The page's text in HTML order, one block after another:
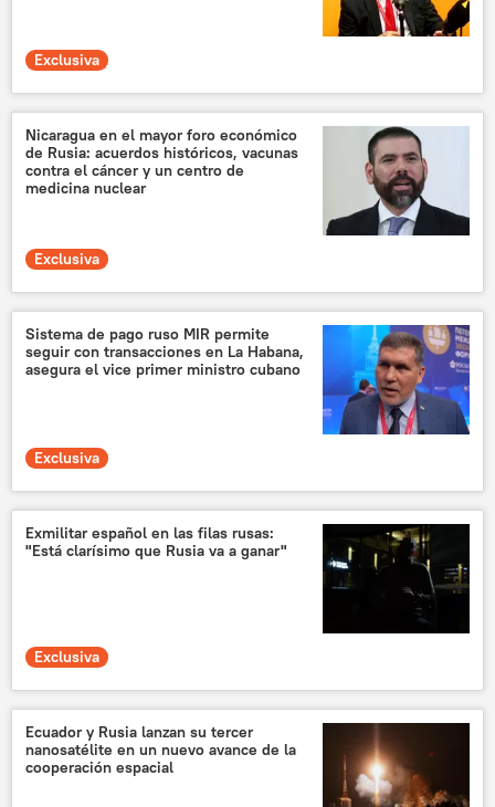
Exclusiva
Nicaragua en el mayor foro económico
de Rusia: acuerdos históricos, vacunas
contra el cáncer y un centro de
medicina nuclear
Exclusiva
Sistema de pago ruso MIR permite
seguir con transacciones en La Habana,
asegura el vice primer ministro cubano
Exclusiva
Exmilitar español en las filas rusas:
"Está clarísimo que Rusia va a ganar"
Exclusiva
Ecuador y Rusia lanzan su tercer
nanosatélite en un nuevo avance de la
cooperación espacial